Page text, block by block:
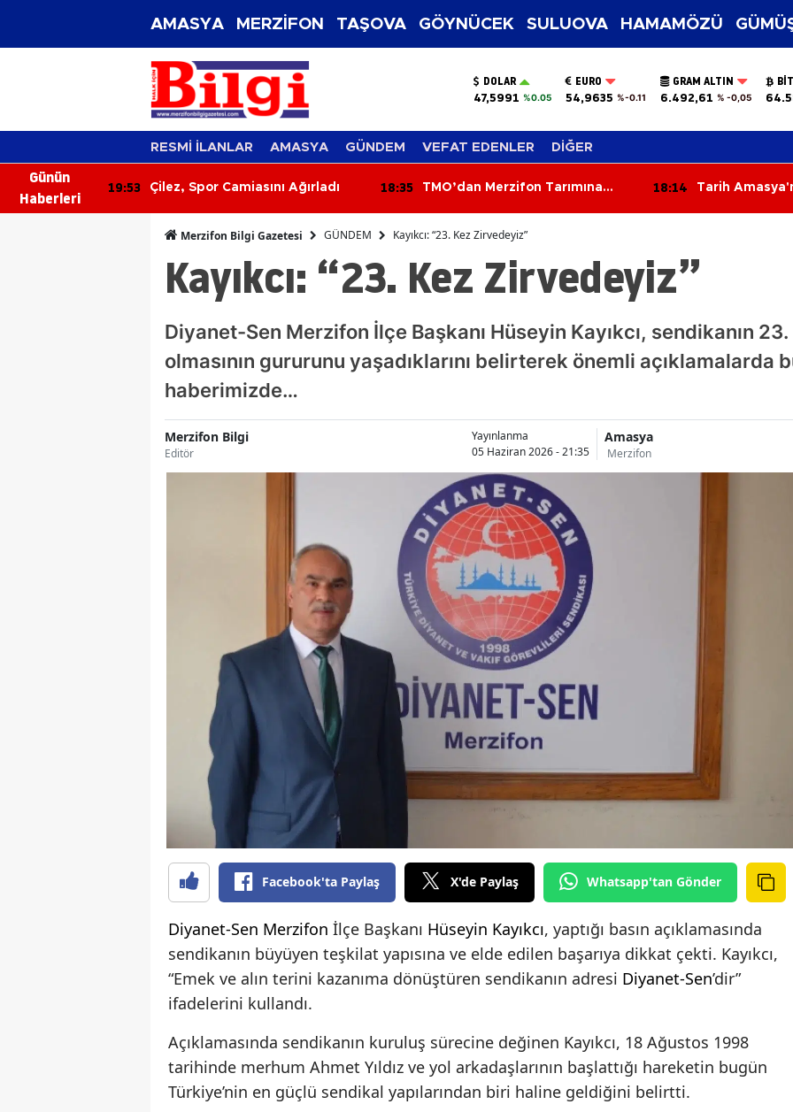
AMASYA MERZİFON TAŞOVA GÖYNÜCEK SULUOVA HAMAMÖZÜ
DOLAR
47,5991 %0.05
EURO
54,9635 %-0.11
GRAM ALTIN
6.492,61 % -0,05
RESMİ İLANLAR AMASYA GÜNDEM VEFAT EDENLER DİĞER
Günün
Haberleri
19:53 Çilez, Spor Camiasını Ağırladı 18:35
TMO’dan Merzifon Tarımına
18:14
Tarih
Merzifon Bilgi Gazetesi GÜNDEM Kayıkcı: “23. Kez Zirvedeyiz”
Kayıkcı: “23. Kez Zirvedeyiz”
Diyanet-Sen Merzifon İlçe Başkanı Hüseyin Kayıkcı, sendikanın
olmasının gururunu yaşadıklarını belirterek önemli açıklamalarda
haberimizde…
Merzifon Bilgi
Editör
Yayınlanma
05 Haziran 2026 - 21:35
Amasya
Merzifon
Facebook'ta Paylaş X'de Paylaş Whatsapp'tan Gönder
Diyanet-Sen Merzifon İlçe Başkanı Hüseyin Kayıkcı, yaptığı basın açıklamasında
sendikanın büyüyen teşkilat yapısına ve elde edilen başarıya dikkat çekti. Kayıkcı,
“Emek ve alın terini kazanıma dönüştüren sendikanın adresi Diyanet-Sen’dir”
ifadelerini kullandı.
Açıklamasında sendikanın kuruluş sürecine değinen Kayıkcı, 18 Ağustos 1998
tarihinde merhum Ahmet Yıldız ve yol arkadaşlarının başlattığı hareketin bugün
Türkiye’nin en güçlü sendikal yapılarından biri haline geldiğini belirtti.